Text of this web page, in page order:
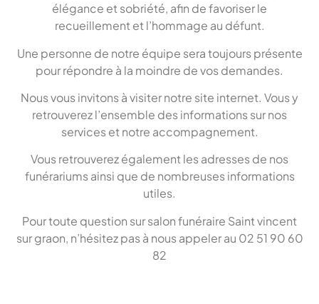
élégance et sobriété, afin de favoriser le
recueillement et l’hommage au défunt.
Une personne de notre équipe sera toujours présente
pour répondre à la moindre de vos demandes.
Nous vous invitons à visiter notre site internet. Vous y
retrouverez l’ensemble des informations sur nos
services et notre accompagnement.
Vous retrouverez également les adresses de nos
funérariums ainsi que de nombreuses informations
utiles.
Pour toute question sur salon funéraire Saint vincent
sur graon, n’hésitez pas à nous appeler au 02 51 90 60
82